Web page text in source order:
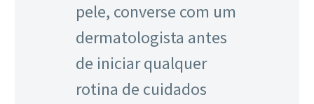
pele, converse com um
dermatologista antes
de iniciar qualquer
rotina de cuidados